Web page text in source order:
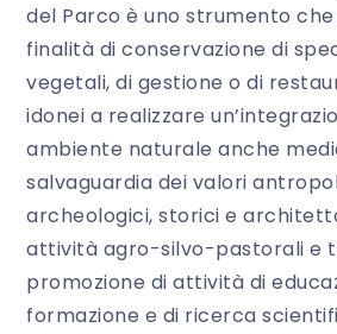
del Parco è uno strumento
finalità di conservazione di
vegetali, di gestione o di
idonei a realizzare
ambiente naturale anche
salvaguardia dei valori
archeologici, storici e
attività agro-silvo-pastorali e
promozione di attività di
formazione e di ricerca